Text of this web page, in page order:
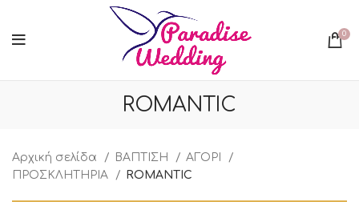
0
ROMANTIC
Αρχική σελίδα ΒΑΠΤΙΣΗ
ΑΓΟΡΙ
ΠΡΟΣΚΛΗΤΗΡΙΑ
ROMANTIC